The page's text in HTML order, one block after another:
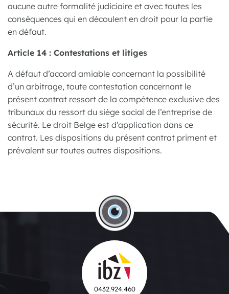
aucune autre formalité judiciaire et avec toutes les
conséquences qui en découlent en droit pour la partie
en défaut.
Article 14 : Contestations et litiges
A défaut d’accord amiable concernant la possibilité
d’un arbitrage, toute contestation concernant le
présent contrat ressort de la compétence exclusive des
tribunaux du ressort du siège social de l’entreprise de
sécurité. Le droit Belge est d’application dans ce
contrat. Les dispositions du présent contrat priment et
prévalent sur toutes autres dispositions.
0432.924.460